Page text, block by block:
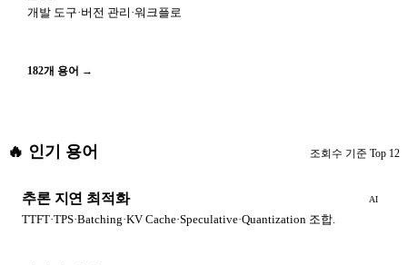
개발 도구·버전 관리·워크플로
182개 용어 →
🔥 인기 용어 조회수 기준 Top 12
추론 지연 최적화 AI
TTFT·TPS·Batching·KV Cache·Speculative·Quantization 조합.